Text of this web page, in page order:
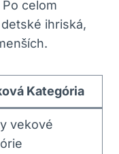
celom
ihriská,
Kategória
vekové